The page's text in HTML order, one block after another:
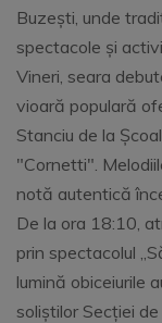
Buzești, unde
spectacole și
Vineri, seara
vioară populară
Stanciu de la
"Cornetti".
notă autentică
De la ora 18:10,
prin spectacolul
lumină obiceiurile
soliștilor Secției